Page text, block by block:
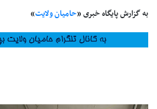
به گزارش پایگاه خبری «حامیان ولایت»